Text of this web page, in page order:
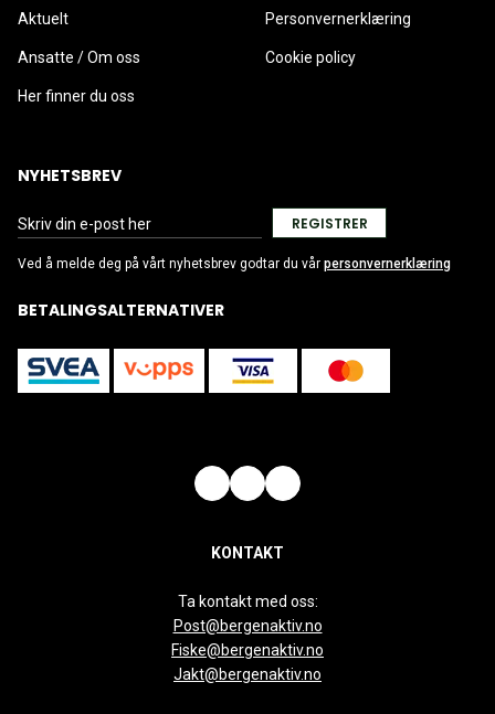
Aktuelt
Ansatte / Om oss
Her finner du oss
Personvernerklæring
Cookie policy
NYHETSBREV
REGISTRER
Ved å melde deg på vårt nyhetsbrev godtar du vår personvernerklæring
BETALINGSALTERNATIVER
KONTAKT
Ta kontakt med oss:
Post@bergenaktiv.no
Fiske@bergenaktiv.no
Jakt@bergenaktiv.no